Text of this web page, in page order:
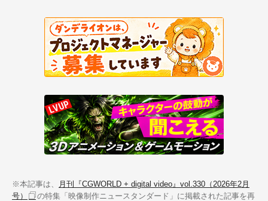
※本記事は、
月刊『CGWORLD + digital video』vol.330（2026年2月
号）
の特集「映像制作ニュースタンダード」に掲載された記事を再